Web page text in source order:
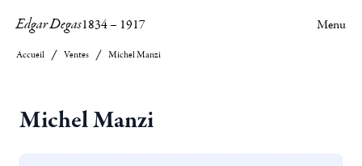
Edgar Degas1834– 1917 Menu
Accueil Ventes Michel Manzi
Michel Manzi